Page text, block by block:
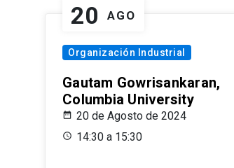
20 AGO
Organización Industrial
Gautam Gowrisankaran,
Columbia University
20 de Agosto de 2024
14:30 a 15:30